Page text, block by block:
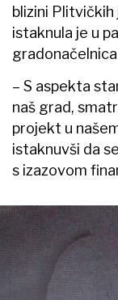
blizini Plitvičkih
istaknula je u
gradonačelnica
– S aspekta
naš grad,
projekt u
istaknuvši da
s izazovom